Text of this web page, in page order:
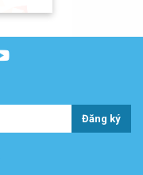
Đăng ký